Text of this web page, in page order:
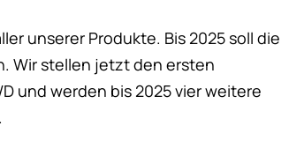
unserer Produkte. Bis 2025 soll die
Wir stellen jetzt den ersten
und werden bis 2025 vier weitere